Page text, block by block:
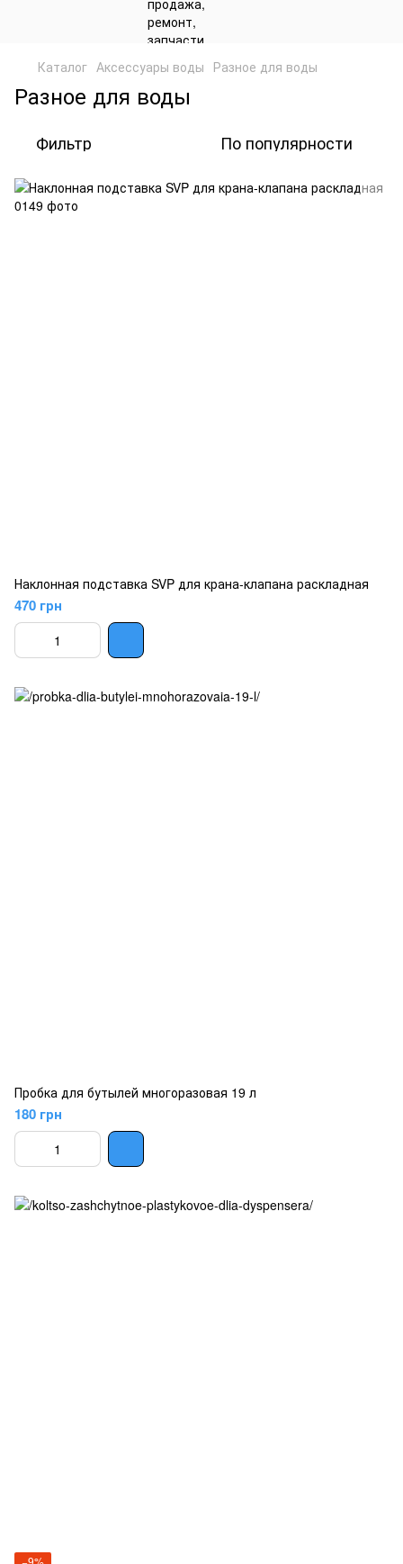
Каталог Аксессуары воды Разное для воды
Разное для воды
Фильтр По популярности
Наклонная подставка SVP для крана-клапана раскладная
470 грн
Пробка для бутылей многоразовая 19 л
180 грн
−9%